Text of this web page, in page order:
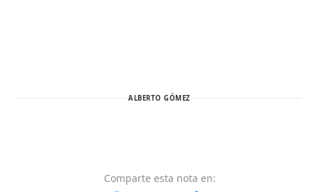
ALBERTO GÓMEZ
Comparte esta nota en: